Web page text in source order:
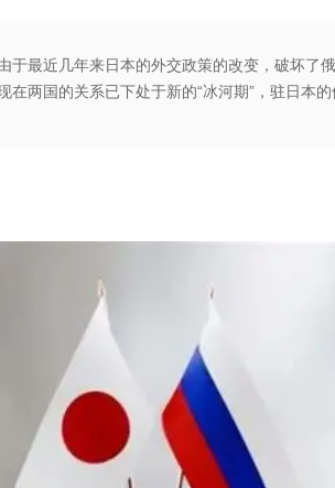
于最近几年来日本的外交政策的改变，破坏了
在两国的关系已下处于新的“冰河期”，驻日本